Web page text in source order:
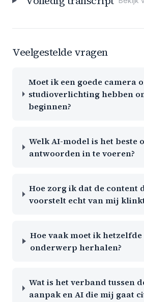
Veelgestelde vragen
Moet ik een goede camera
studioverlichting hebben
beginnen?
Welk AI-model is het beste
antwoorden in te voeren?
Hoe zorg ik dat de content
voorstelt echt van mij
Hoe vaak moet ik hetzelfde
onderwerp herhalen?
Wat is het verband tussen
aanpak en AI die mij gaat